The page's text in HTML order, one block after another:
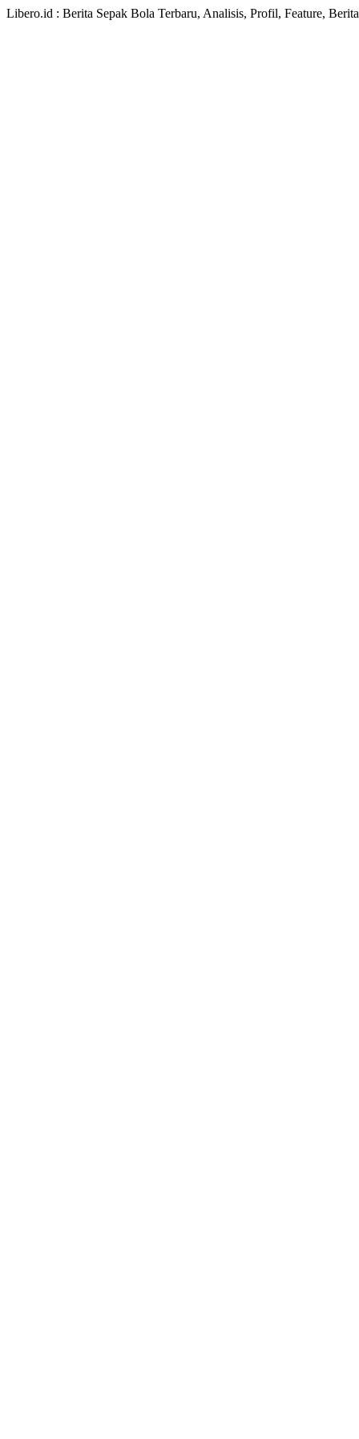
Libero.id : Berita Sepak Bola Terbaru, Analisis, Profil, Feature,